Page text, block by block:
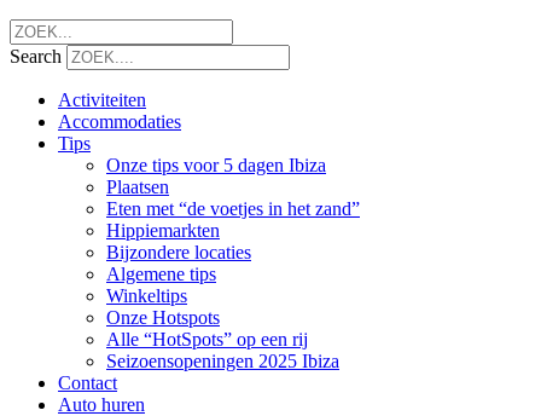
Search
Activiteiten
Accommodaties
Tips
Onze tips voor 5 dagen Ibiza
Plaatsen
Eten met “de voetjes in het zand”
Hippiemarkten
Bijzondere locaties
Algemene tips
Winkeltips
Onze Hotspots
Alle “HotSpots” op een rij
Seizoensopeningen 2025 Ibiza
Contact
Auto huren